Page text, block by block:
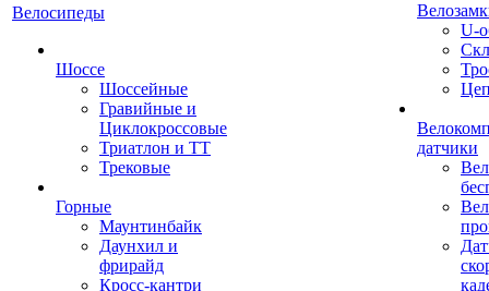
Велосипеды
Шоссе
Шоссейные
Гравийные и
Циклокроссовые
Триатлон и ТТ
Трековые
Горные
Маунтинбайк
Даунхил и
фрирайд
Кросс-кантри
U-
датчики